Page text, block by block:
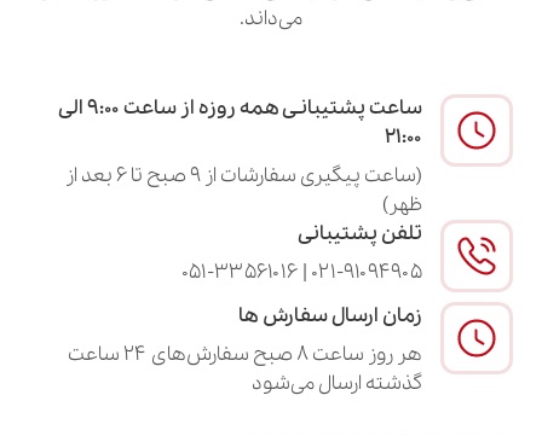
ساعت پشتیبانـی همه روزه از ساعت ۹:۰۰ الی
۲۱:۰۰
(ساعت پیگیری سفارشات از ۹ صبح تا ۶ بعد از
تلفن پشتیبانی
۰۲۱-۹۱۰۹۴۹۰۵ | ۰۵۱-۳۳۵۶۱۰۱۶
زمان ارسال سفارش ها
هر روز ساعت ۸ صبح سفارش‌های ۲۴ ساعت
گذشته ارسال می‌شود